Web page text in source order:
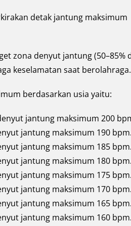
detak jantung maksimum
zona denyut jantung (50–85%
keselamatan saat berolahraga.
berdasarkan usia yaitu:
jantung maksimum 200
jantung maksimum 190 bpm.
jantung maksimum 185 bpm.
jantung maksimum 180 bpm.
jantung maksimum 175 bpm.
jantung maksimum 170 bpm.
jantung maksimum 165 bpm.
jantung maksimum 160 bpm.